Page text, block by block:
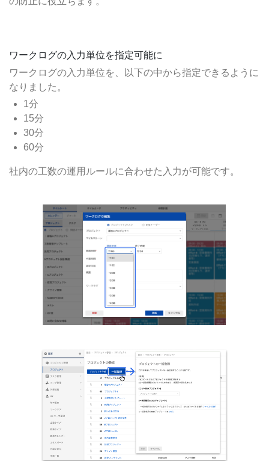
ワークログの入力単位を指定可能に
ワークログの入力単位を、以下の中から指定できるように
なりました。
1分
15分
30分
60分
社内の工数の運用ルールに合わせた入力が可能です。